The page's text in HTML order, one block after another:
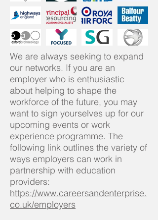
We are always seeking to expand
our networks. If you are an
employer who is enthusiastic
about helping to shape the
workforce of the future, you may
want to sign yourselves up for our
upcoming events or work
experience programme. The
following link outlines the variety of
ways employers can work in
partnership with education
providers:
https://www.careersandenterprise.
co.uk/employers